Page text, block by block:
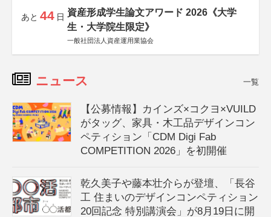
あと 44 日 資産形成学生論文アワード 2026《大学
生・大学院生限定》
一般社団法人資産運用業協会
ニュース 一覧
【公募情報】カインズ×コクヨ×VUILD
がタッグ、家具・木工品デザインコン
ペティション「CDM Digi Fab
COMPETITION 2026」を初開催
乾久美子や藤本壮介らが登壇、「長谷
工 住まいのデザインコンペティション
20回記念 特別講演会」が8月19日に開